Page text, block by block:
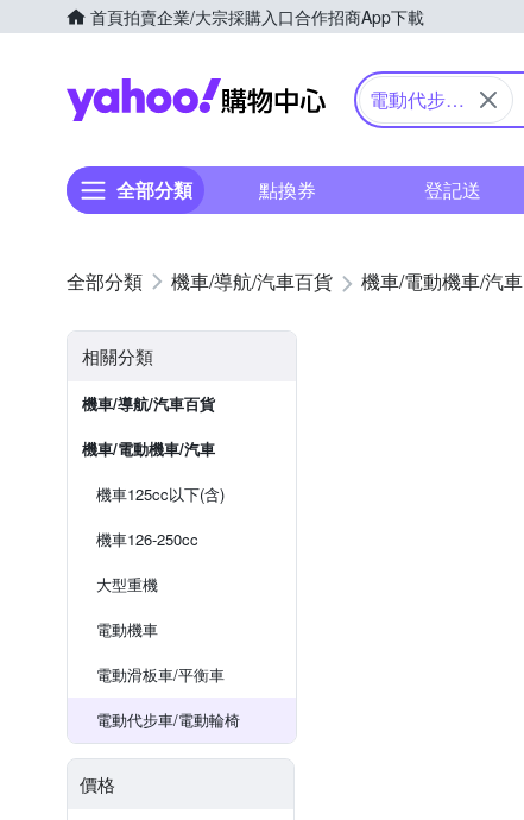
首頁拍賣企業/大宗採購入口合作招商App下載
Yahoo購物中心
電動代步車/
全部分類 點換券 登記送
機車/導航/汽車百貨 機車/電動機車/汽車
相關分類
機車/導航/汽車百貨
機車/電動機車/汽車
機車125cc以下(含)
機車126-250cc
大型重機
電動機車
電動滑板車/平衡車
電動代步車/電動輪椅
價格